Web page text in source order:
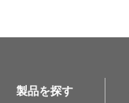
製品を探す